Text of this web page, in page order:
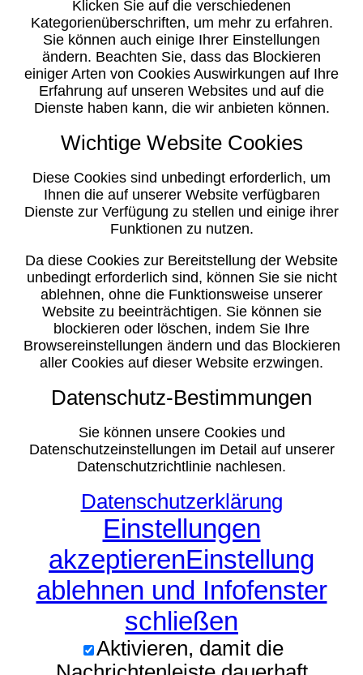
Klicken Sie auf die verschiedenen
Kategorienüberschriften, um mehr zu erfahren.
Sie können auch einige Ihrer Einstellungen
ändern. Beachten Sie, dass das Blockieren
einiger Arten von Cookies Auswirkungen auf Ihre
Erfahrung auf unseren Websites und auf die
Dienste haben kann, die wir anbieten können.
Wichtige Website Cookies
Diese Cookies sind unbedingt erforderlich, um
Ihnen die auf unserer Website verfügbaren
Dienste zur Verfügung zu stellen und einige ihrer
Funktionen zu nutzen.
Da diese Cookies zur Bereitstellung der Website
unbedingt erforderlich sind, können Sie sie nicht
ablehnen, ohne die Funktionsweise unserer
Website zu beeinträchtigen. Sie können sie
blockieren oder löschen, indem Sie Ihre
Browsereinstellungen ändern und das Blockieren
aller Cookies auf dieser Website erzwingen.
Datenschutz-Bestimmungen
Sie können unsere Cookies und
Datenschutzeinstellungen im Detail auf unserer
Datenschutzrichtlinie nachlesen.
Datenschutzerklärung
Einstellungen
akzeptierenEinstellung
ablehnen und Infofenster
schließen
Aktivieren, damit die